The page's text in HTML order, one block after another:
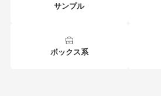
サンプル
ボックス系